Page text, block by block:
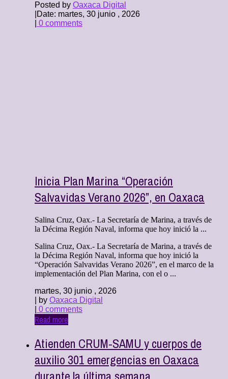
Posted by Oaxaca Digital
Date: martes, 30 junio , 2026
0 comments
Inicia Plan Marina “Operación
Salvavidas Verano 2026”, en Oaxaca
Salina Cruz, Oax.- La Secretaría de Marina, a través de
la Décima Región Naval, informa que hoy inició la ...
Salina Cruz, Oax.- La Secretaría de Marina, a través de
la Décima Región Naval, informa que hoy inició la
“Operación Salvavidas Verano 2026”, en el marco de la
implementación del Plan Marina, con el o ...
martes, 30 junio , 2026
| by Oaxaca Digital
0 comments
Read more
Atienden CRUM-SAMU y cuerpos de
auxilio 301 emergencias en Oaxaca